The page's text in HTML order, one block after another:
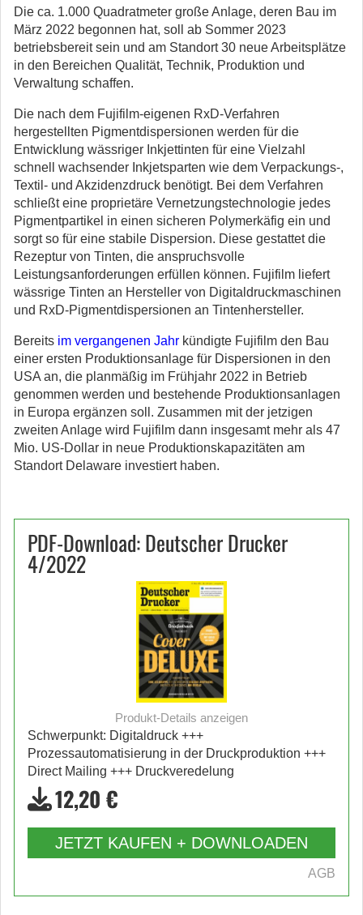
Die ca. 1.000 Quadratmeter große Anlage, deren Bau im
März 2022 begonnen hat, soll ab Sommer 2023
betriebsbereit sein und am Standort 30 neue Arbeitsplätze
in den Bereichen Qualität, Technik, Produktion und
Verwaltung schaffen.
Die nach dem Fujifilm-eigenen RxD-Verfahren
hergestellten Pigmentdispersionen werden für die
Entwicklung wässriger Inkjettinten für eine Vielzahl
schnell wachsender Inkjetsparten wie dem Verpackungs-,
Textil- und Akzidenzdruck benötigt. Bei dem Verfahren
schließt eine proprietäre Vernetzungstechnologie jedes
Pigmentpartikel in einen sicheren Polymerkäfig ein und
sorgt so für eine stabile Dispersion. Diese gestattet die
Rezeptur von Tinten, die anspruchsvolle
Leistungsanforderungen erfüllen können. Fujifilm liefert
wässrige Tinten an Hersteller von Digitaldruckmaschinen
und RxD-Pigmentdispersionen an Tintenhersteller.
Bereits im vergangenen Jahr kündigte Fujifilm den Bau
einer ersten Produktionsanlage für Dispersionen in den
USA an, die planmäßig im Frühjahr 2022 in Betrieb
genommen werden und bestehende Produktionsanlagen
in Europa ergänzen soll. Zusammen mit der jetzigen
zweiten Anlage wird Fujifilm dann insgesamt mehr als 47
Mio. US-Dollar in neue Produktionskapazitäten am
Standort Delaware investiert haben.
PDF-Download: Deutscher Drucker
4/2022
Produkt-Details anzeigen
Schwerpunkt: Digitaldruck +++
Prozessautomatisierung in der Druckproduktion +++
Direct Mailing +++ Druckveredelung
12,20 €
JETZT KAUFEN + DOWNLOADEN
AGB